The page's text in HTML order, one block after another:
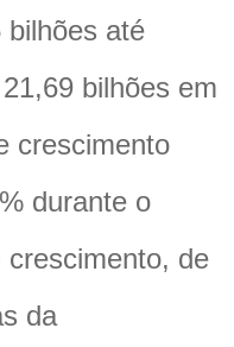
bilhões até
bilhões em
crescimento
durante o
de
da